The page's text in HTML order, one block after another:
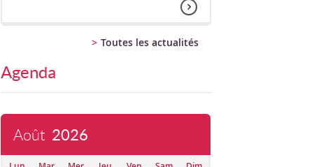
Toutes les actualités
Agenda
Août 2026